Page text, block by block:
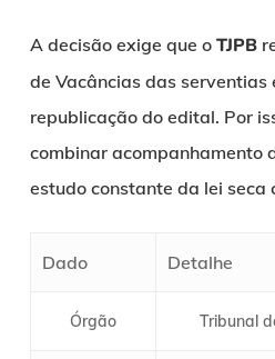
A decisão exige que o TJPB
de Vacâncias das
republicação do edital. Por
combinar acompanhamento
estudo constante da lei seca
Dado Detalhe
Órgão Tribunal